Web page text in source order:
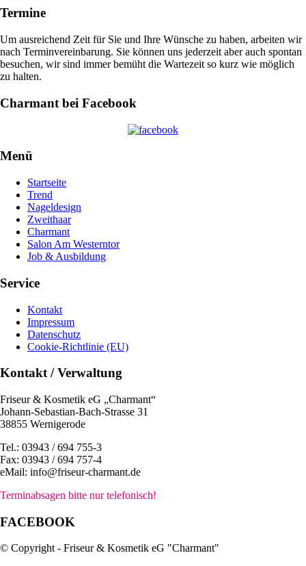
Termine
Um ausreichend Zeit für Sie und Ihre Wünsche zu haben, arbeiten wir
nach Terminvereinbarung. Sie können uns jederzeit aber auch spontan
besuchen, wir sind immer bemüht die Wartezeit so kurz wie möglich
zu halten.
Charmant bei Facebook
Menü
Startseite
Trend
Nageldesign
Zweithaar
Charmant
Salon Am Westerntor
Job & Ausbildung
Service
Kontakt
Impressum
Datenschutz
Cookie-Richtlinie (EU)
Kontakt / Verwaltung
Friseur & Kosmetik eG „Charmant“
Johann-Sebastian-Bach-Strasse 31
38855 Wernigerode
Tel.: 03943 / 694 755-3
Fax: 03943 / 694 757-4
eMail: info@friseur-charmant.de
Terminabsagen bitte nur telefonisch!
FACEBOOK
© Copyright - Friseur & Kosmetik eG "Charmant"